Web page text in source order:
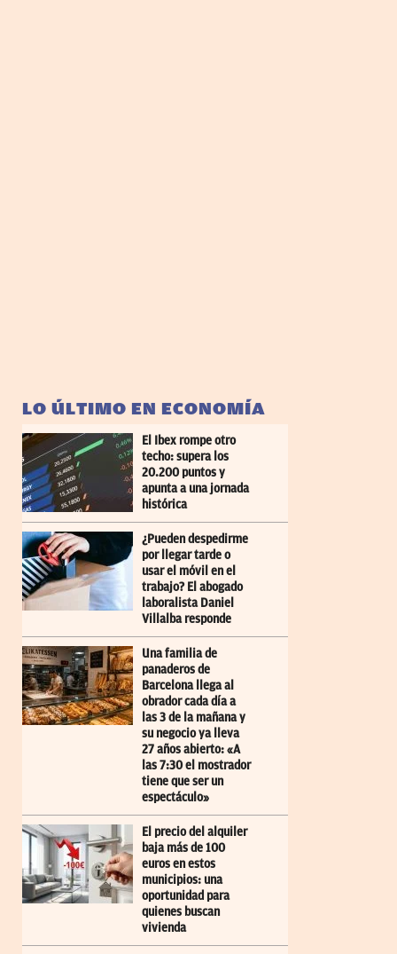
LO ÚLTIMO EN ECONOMÍA
El Ibex rompe otro
techo: supera los
20.200 puntos y
apunta a una jornada
histórica
¿Pueden despedirme
por llegar tarde o
usar el móvil en el
trabajo? El abogado
laboralista Daniel
Villalba responde
Una familia de
panaderos de
Barcelona llega al
obrador cada día a
las 3 de la mañana y
su negocio ya lleva
27 años abierto: «A
las 7:30 el mostrador
tiene que ser un
espectáculo»
El precio del alquiler
baja más de 100
euros en estos
municipios: una
oportunidad para
quienes buscan
vivienda